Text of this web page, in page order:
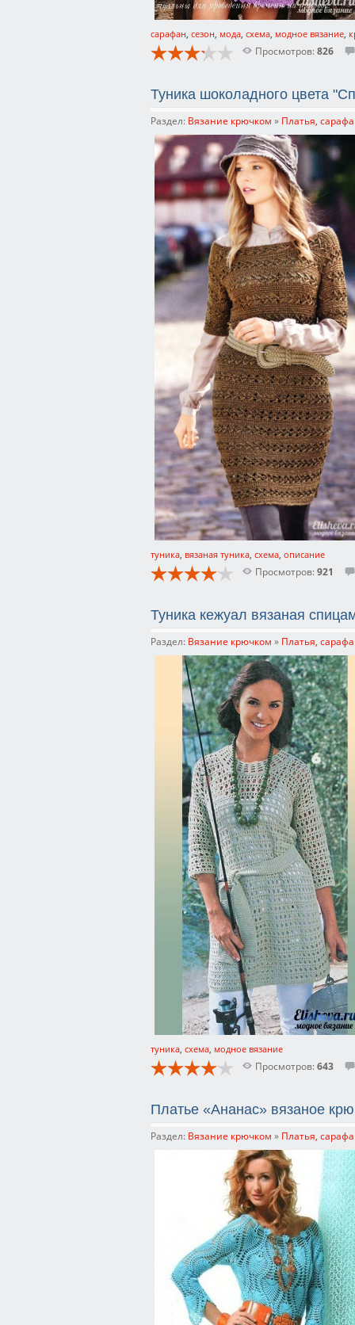
сарафан, сезон, мода, схема, модное вязание,
Просмотров:826
Туника шоколадного цвета
Раздел: Вязание крючком » Платья,
туника, вязаная туника, схема, описание
Просмотров:921
Туника кежуал вязаная
Раздел: Вязание крючком » Платья,
туника схема модное вязание
Просмотров:643
Платье «Ананас» вязаное
Раздел: Вязание крючком » Платья,